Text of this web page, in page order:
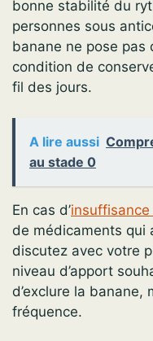
bonne stabilité du
personnes sous
banane ne pose pas
condition de
fil des jours.
A lire aussi
au stade 0
En cas d’insuffisance
de médicaments qui
discutez avec votre
niveau d’apport
d’exclure la banane,
fréquence.